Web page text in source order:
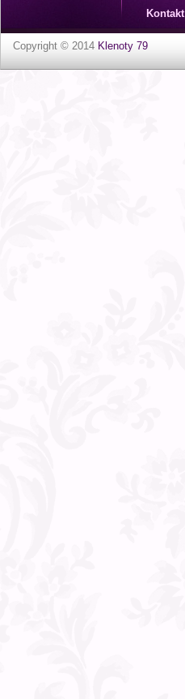
Kontakt
Copyright © 2014 Klenoty 79